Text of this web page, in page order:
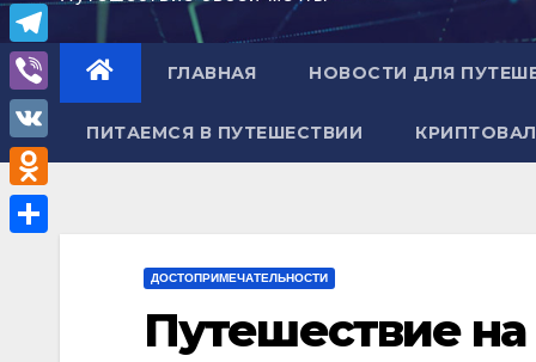
ГЛАВНАЯ НОВОСТИ ДЛЯ
ПИТАЕМСЯ В ПУТЕШЕСТВИИ
ДОСТОПРИМЕЧАТЕЛЬНОСТИ
Путешествие
W
h
a
A
T
e
l
e
g
V
i
b
e
V
K
O